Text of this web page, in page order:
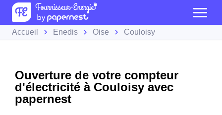
Accueil Enedis Oise Couloisy